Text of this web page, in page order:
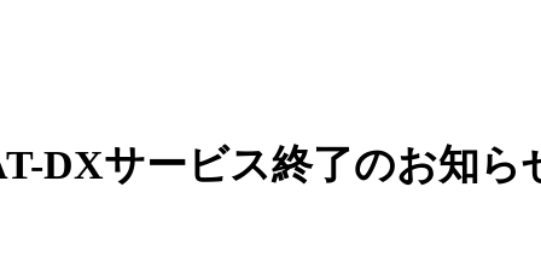
DXサービス終了のお知ら